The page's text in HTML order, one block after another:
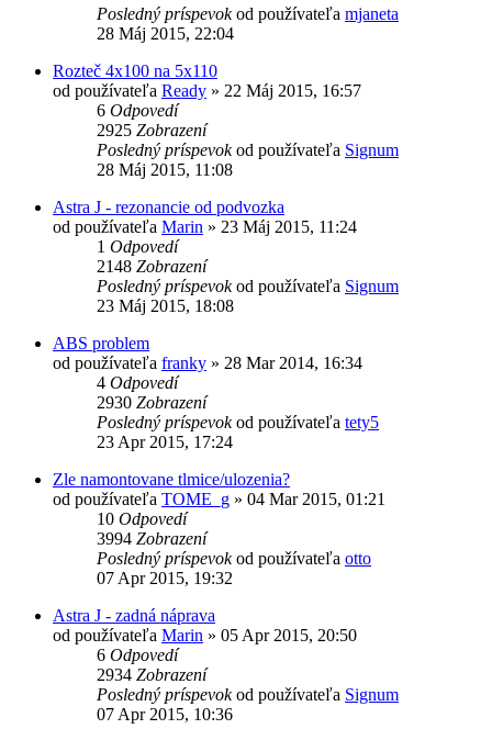
Posledný príspevokod používateľa mjaneta
28 Máj 2015, 22:04
Rozteč 4x100 na 5x110
od používateľa Ready » 22 Máj 2015, 16:57
6 Odpovedí
2925 Zobrazení
Posledný príspevokod používateľa Signum
28 Máj 2015, 11:08
Astra J - rezonancie od podvozka
od používateľa Marin » 23 Máj 2015, 11:24
1 Odpovedí
2148 Zobrazení
Posledný príspevokod používateľa Signum
23 Máj 2015, 18:08
ABS problem
od používateľa franky » 28 Mar 2014, 16:34
4 Odpovedí
2930 Zobrazení
Posledný príspevokod používateľa tety5
23 Apr 2015, 17:24
Zle namontovane tlmice/ulozenia?
od používateľa TOME_g » 04 Mar 2015, 01:21
10 Odpovedí
3994 Zobrazení
Posledný príspevokod používateľa otto
07 Apr 2015, 19:32
Astra J - zadná náprava
od používateľa Marin » 05 Apr 2015, 20:50
6 Odpovedí
2934 Zobrazení
Posledný príspevokod používateľa Signum
07 Apr 2015, 10:36